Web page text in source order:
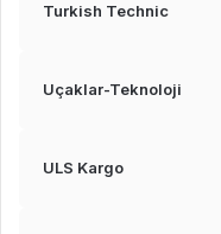
Turkish Technic
Uçaklar-Teknoloji
ULS Kargo